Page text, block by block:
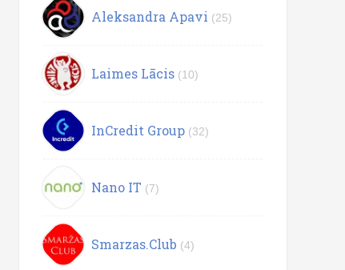
Aleksandra Apavi (25)
Laimes Lācis (10)
InCredit Group (32)
Nano IT (7)
Smarzas.Club (4)